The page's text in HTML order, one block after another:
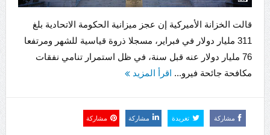
قالت الخزانة الأميركية إن عجز ميزانية الحكومة الاتحادية بلغ
311 مليار دولار في فبراير، مسجلا ذروة قياسية للشهر ومرتفعا
76 مليار دولار عنه قبل سنة، في ظل استمرار تنامي نفقات
مكافحة جائحة فيرو... اقرأ المزيد
مشاركة تغريدة مشاركة مشاركة